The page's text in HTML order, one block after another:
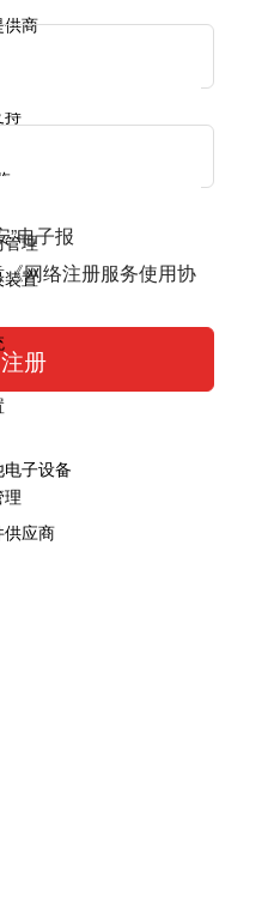
持
管理
供商
装置
子设备
应商
”电子报
《网络注册服务使用协